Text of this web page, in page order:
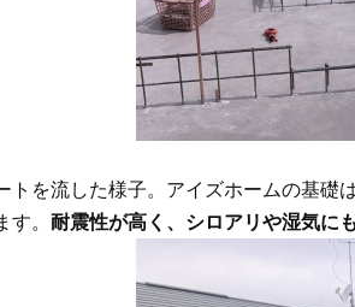
トを流した様子。アイズホームの基礎
。 耐震性が高く、シロアリや湿気に